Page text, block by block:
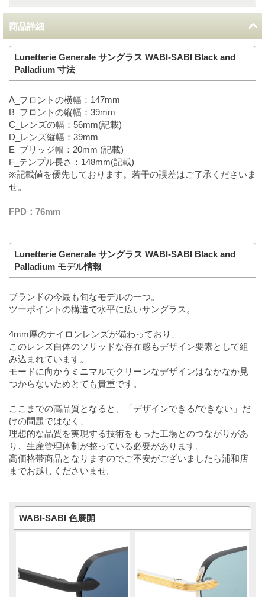
商品詳細
Lunetterie Generale サングラス WABI-SABI Black and
Palladium 寸法
A_フロントの横幅：147mm
B_フロントの縦幅：39mm
C_レンズの幅：56mm(記載)
D_レンズ縦幅：39mm
E_ブリッジ幅：20mm (記載)
F_テンプル長さ：148mm(記載)
※記載値を優先しております。若干の誤差はご了承くださいま
せ。
FPD：76mm
Lunetterie Generale サングラス WABI-SABI Black and
Palladium モデル情報
ブランドの今最も旬なモデルの一つ。
ツーポイントの構造で水平に広いサングラス。
4mm厚のナイロンレンズが備わっており、
このレンズ自体のソリッドな存在感もデザイン要素として組
み込まれています。
モードに向かうミニマルでクリーンなデザインはなかなか見
つからないためとても貴重です。
ここまでの高品質となると、「デザインできる/できない」だ
けの問題ではなく、
理想的な品質を実現する技術をもった工場とのつながりがあ
り、生産管理体制が整っている必要があります。
高価格帯商品となりますのでご不安がございましたら浦和店
までお越しくださいませ。
WABI-SABI 色展開